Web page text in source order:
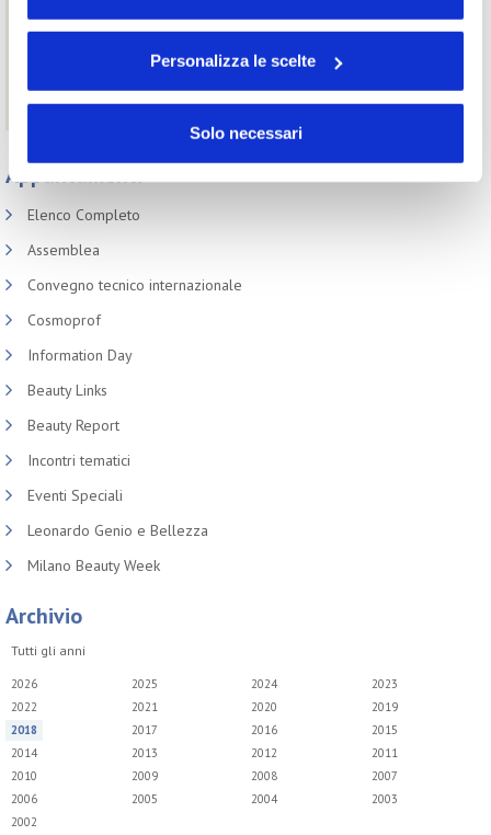
volontà in relazione a ciascuna categoria di cookie del
Personalizza le scelte
Solo necessari
Contatti
Gian Andrea Positano |
gianandrea.positano@cosmeticaitalia.it
Roberto Isolda |roberto.isolda@cosmeticaitalia.it
Appuntamenti
Elenco Completo
Assemblea
Convegno tecnico internazionale
Cosmoprof
Information Day
Beauty Links
Beauty Report
Incontri tematici
Eventi Speciali
Leonardo Genio e Bellezza
Milano Beauty Week
Archivio
Tutti gli anni
2026 2025 2024
2023
2022
2021 2020
2019
2018
2017 2016
2015
2014
2013 2012
2011
2010
2009 2008
2007
2006
2005 2004
2003
2002